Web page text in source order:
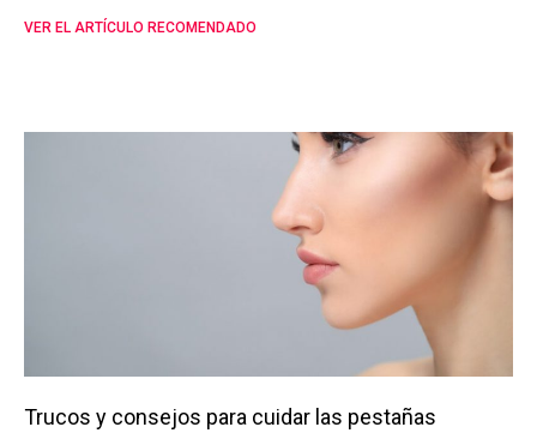
VER EL ARTÍCULO RECOMENDADO
Trucos y consejos para cuidar las pestañas